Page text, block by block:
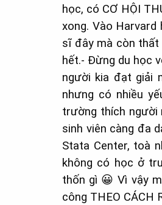
học, có CƠ HỘI
xong. Vào
sĩ đây mà còn thất
hết.- Đừng du học
người kia đạt giải
nhưng có nhiều
trường thích người
sinh viên càng đa
Stata Center, toà
không có học ở
thốn gì 😀 Vì vậy
công THEO CÁCH